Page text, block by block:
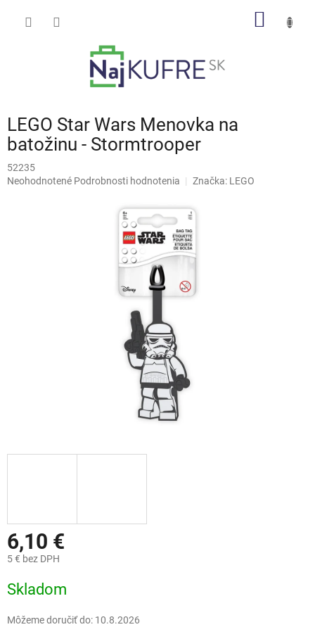
LEGO Star Wars Menovka na
batožinu - Stormtrooper
52235
Priemerné
Neohodnotené Podrobnosti hodnotenia Značka: LEGO
6,10 €
5 € bez DPH
cena:
Skladom
Môžeme doručiť do: 10.8.2026